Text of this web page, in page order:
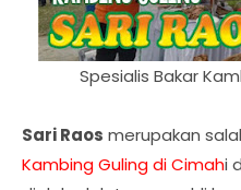
Spesialis Bakar
Sari Raos merupakan
Kambing Guling di Cimahi